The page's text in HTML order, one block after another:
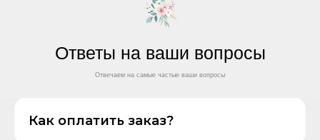
Ответы на ваши вопросы
Отвечаем на самые частые ваши вопросы
Как оплатить заказ?